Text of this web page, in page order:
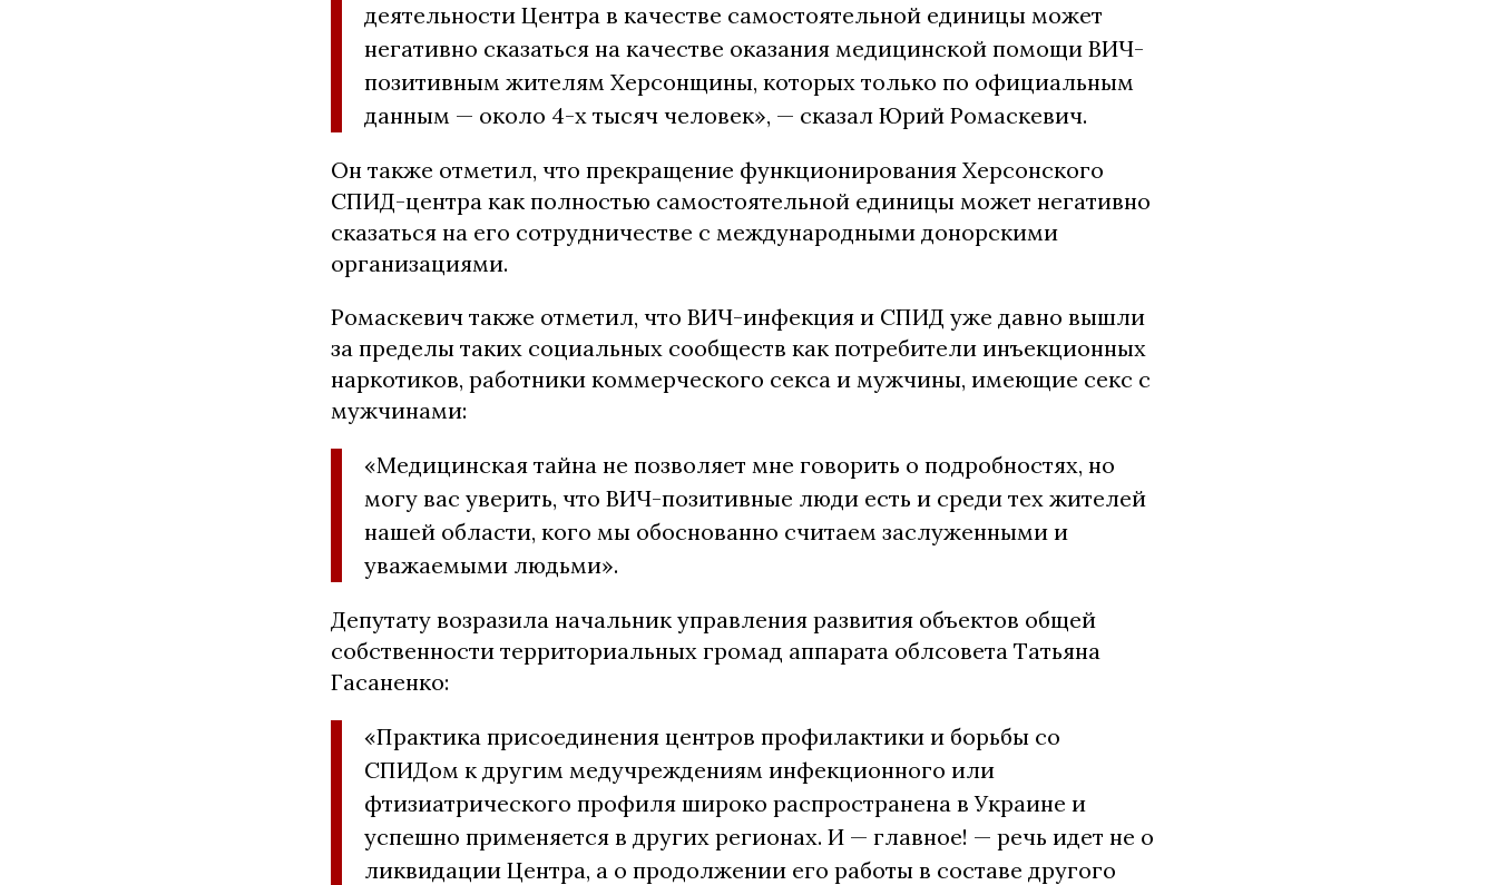
деятельности Центра в качестве самостоятельной единицы может
негативно сказаться на качестве оказания медицинской помощи ВИЧ-
позитивным жителям Херсонщины, которых только по официальным
данным — около 4-х тысяч человек», — сказал Юрий Ромаскевич.
Он также отметил, что прекращение функционирования Херсонского
СПИД-центра как полностью самостоятельной единицы может негативно
сказаться на его сотрудничестве с международными донорскими
организациями.
Ромаскевич также отметил, что ВИЧ-инфекция и СПИД уже давно вышли
за пределы таких социальных сообществ как потребители инъекционных
наркотиков, работники коммерческого секса и мужчины, имеющие секс с
мужчинами:
«Медицинская тайна не позволяет мне говорить о подробностях, но
могу вас уверить, что ВИЧ-позитивные люди есть и среди тех жителей
нашей области, кого мы обоснованно считаем заслуженными и
уважаемыми людьми».
Депутату возразила начальник управления развития объектов общей
собственности территориальных громад аппарата облсовета Татьяна
Гасаненко:
«Практика присоединения центров профилактики и борьбы со
СПИДом к другим медучреждениям инфекционного или
фтизиатрического профиля широко распространена в Украине и
успешно применяется в других регионах. И — главное! — речь идет не о
ликвидации Центра, а о продолжении его работы в составе другого